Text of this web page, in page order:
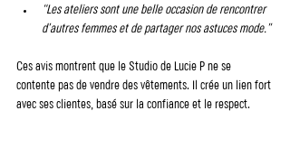
“Les ateliers sont une belle occasion de rencontrer
d’autres femmes et de partager nos astuces mode.”
Ces avis montrent que le Studio de Lucie P ne se
contente pas de vendre des vêtements. Il crée un lien fort
avec ses clientes, basé sur la confiance et le respect.